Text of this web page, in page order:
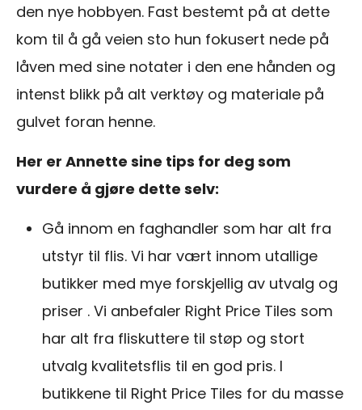
den nye hobbyen. Fast bestemt på at dette
kom til å gå veien sto hun fokusert nede på
låven med sine notater i den ene hånden og
intenst blikk på alt verktøy og materiale på
gulvet foran henne.
Her er Annette sine tips for deg som
vurdere å gjøre dette selv:
Gå innom en faghandler som har alt fra
utstyr til flis. Vi har vært innom utallige
butikker med mye forskjellig av utvalg og
priser . Vi anbefaler Right Price Tiles som
har alt fra fliskuttere til støp og stort
utvalg kvalitetsflis til en god pris. I
butikkene til Right Price Tiles for du masse